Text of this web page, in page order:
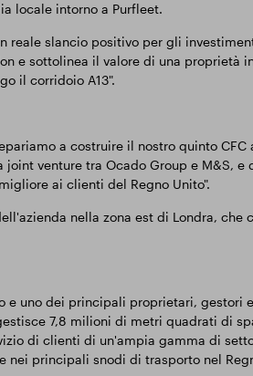
locale intorno a Purfleet.
reale slancio positivo per gli
e sottolinea il valore di una proprietà
il corridoio A13".
a costruire il nostro quinto CFC
venture tra Ocado Group e M&S, e
ai clienti del Regno Unito".
nella zona est di Londra, che
e uno dei principali proprietari, gestori
7,8 milioni di metri quadrati di
di clienti di un'ampia gamma di
nei principali snodi di trasporto nel